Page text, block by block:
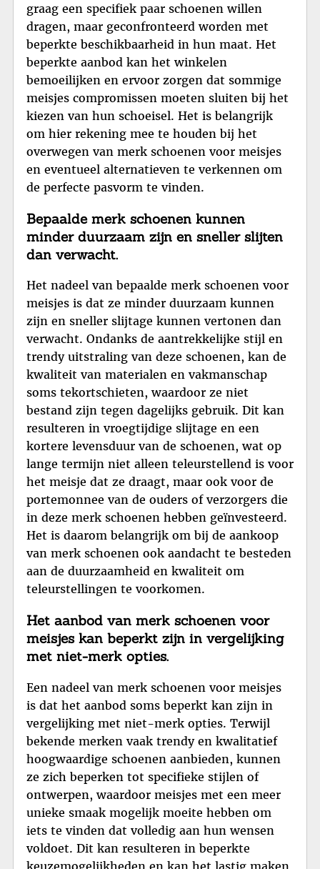
graag een specifiek paar schoenen willen
dragen, maar geconfronteerd worden met
beperkte beschikbaarheid in hun maat. Het
beperkte aanbod kan het winkelen
bemoeilijken en ervoor zorgen dat sommige
meisjes compromissen moeten sluiten bij het
kiezen van hun schoeisel. Het is belangrijk
om hier rekening mee te houden bij het
overwegen van merk schoenen voor meisjes
en eventueel alternatieven te verkennen om
de perfecte pasvorm te vinden.
Bepaalde merk schoenen kunnen
minder duurzaam zijn en sneller slijten
dan verwacht.
Het nadeel van bepaalde merk schoenen voor
meisjes is dat ze minder duurzaam kunnen
zijn en sneller slijtage kunnen vertonen dan
verwacht. Ondanks de aantrekkelijke stijl en
trendy uitstraling van deze schoenen, kan de
kwaliteit van materialen en vakmanschap
soms tekortschieten, waardoor ze niet
bestand zijn tegen dagelijks gebruik. Dit kan
resulteren in vroegtijdige slijtage en een
kortere levensduur van de schoenen, wat op
lange termijn niet alleen teleurstellend is voor
het meisje dat ze draagt, maar ook voor de
portemonnee van de ouders of verzorgers die
in deze merk schoenen hebben geïnvesteerd.
Het is daarom belangrijk om bij de aankoop
van merk schoenen ook aandacht te besteden
aan de duurzaamheid en kwaliteit om
teleurstellingen te voorkomen.
Het aanbod van merk schoenen voor
meisjes kan beperkt zijn in vergelijking
met niet-merk opties.
Een nadeel van merk schoenen voor meisjes
is dat het aanbod soms beperkt kan zijn in
vergelijking met niet-merk opties. Terwijl
bekende merken vaak trendy en kwalitatief
hoogwaardige schoenen aanbieden, kunnen
ze zich beperken tot specifieke stijlen of
ontwerpen, waardoor meisjes met een meer
unieke smaak mogelijk moeite hebben om
iets te vinden dat volledig aan hun wensen
voldoet. Dit kan resulteren in beperkte
keuzemogelijkheden en kan het lastig maken